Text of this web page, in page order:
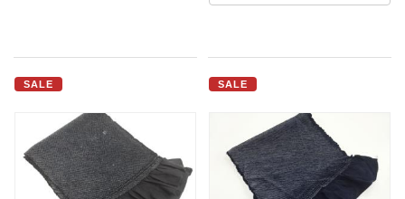
SALE SALE